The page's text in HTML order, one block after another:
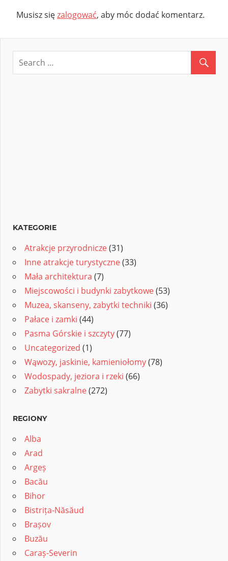
Musisz sięzalogować, aby móc dodać komentarz.
KATEGORIE
Atrakcje przyrodnicze(31)
Inne atrakcje turystyczne(33)
Mała architektura (7)
Miejscowości i budynki zabytkowe(53)
Muzea, skanseny, zabytki techniki (36)
Pałace i zamki (44)
Pasma Górskie i szczyty(77)
Uncategorized (1)
Wąwozy, jaskinie, kamieniołomy(78)
Wodospady, jeziora i rzeki (66)
Zabytki sakralne(272)
REGIONY
Alba
Arad
Argeș
Bacău
Bihor
Bistrița-Năsăud
Brașov
Buzău
Caraș-Severin